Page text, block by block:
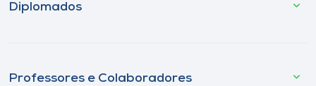
Diplomados
Professores e Colaboradores